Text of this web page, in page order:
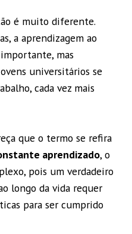
é muito diferente.
a aprendizagem ao
mas
universitários se
cada vez mais
que o termo se refira
aprendizado, o
pois um verdadeiro
longo da vida requer
para ser cumprido